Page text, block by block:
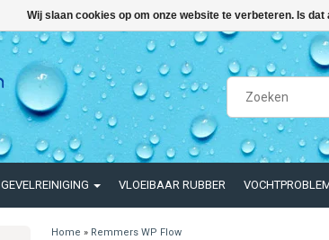
GEVELREINIGING VLOEIBAAR RUBBER
Home » Remmers WP Flow
Wij slaan cookies op om onze website te verbeteren. Is dat